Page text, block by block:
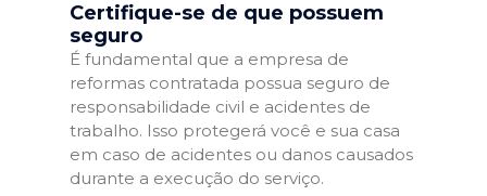
Certifique-se de que possuem
seguro
É fundamental que a empresa de
reformas contratada possua seguro de
responsabilidade civil e acidentes de
trabalho. Isso protegerá você e sua casa
em caso de acidentes ou danos causados
durante a execução do serviço.